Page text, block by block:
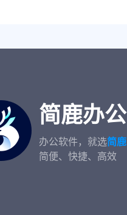
简鹿办公
办公软件，就选简鹿
简便、快捷、高效